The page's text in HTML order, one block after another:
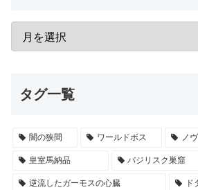
タグ一覧
闇の狭間 ワールドボス ノ
皇室馬納品 バジリスク巣窟
逆流したガーモスの心臓 ド